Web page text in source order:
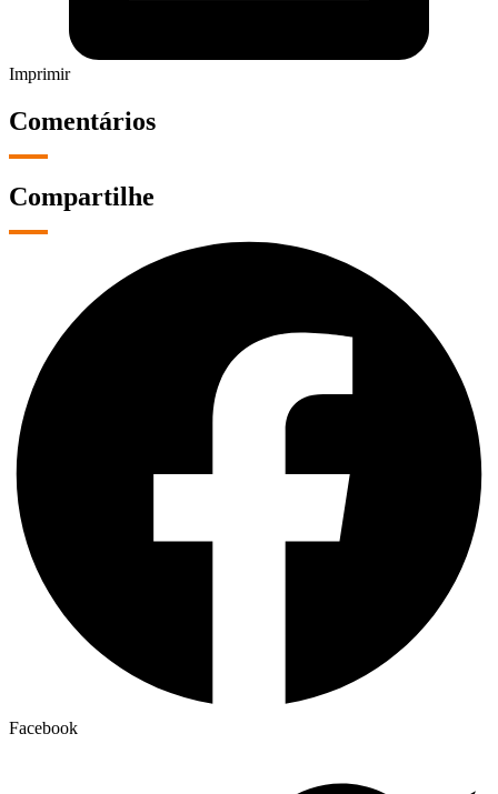
Imprimir
Comentários
Compartilhe
Facebook